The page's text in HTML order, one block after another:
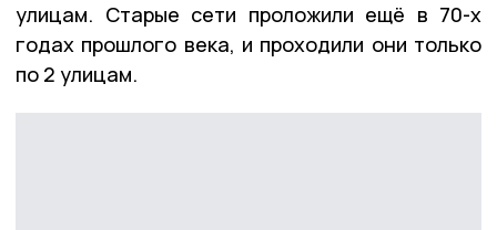
улицам. Старые сети проложили ещё в 70-х
годах прошлого века, и проходили они только
по 2 улицам.